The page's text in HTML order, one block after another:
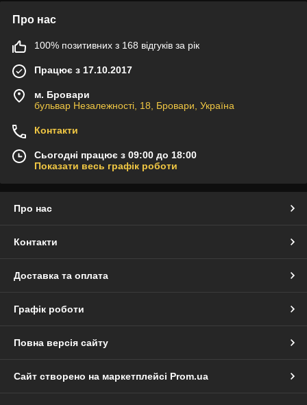
Про нас
100% позитивних з 168 відгуків за рік
Працює з 17.10.2017
м. Бровари
бульвар Незалежності, 18, Бровари, Україна
Контакти
Сьогодні працює з 09:00 до 18:00
Показати весь графік роботи
Про нас
Контакти
Доставка та оплата
Графік роботи
Повна версія сайту
Сайт створено на маркетплейсі Prom.ua